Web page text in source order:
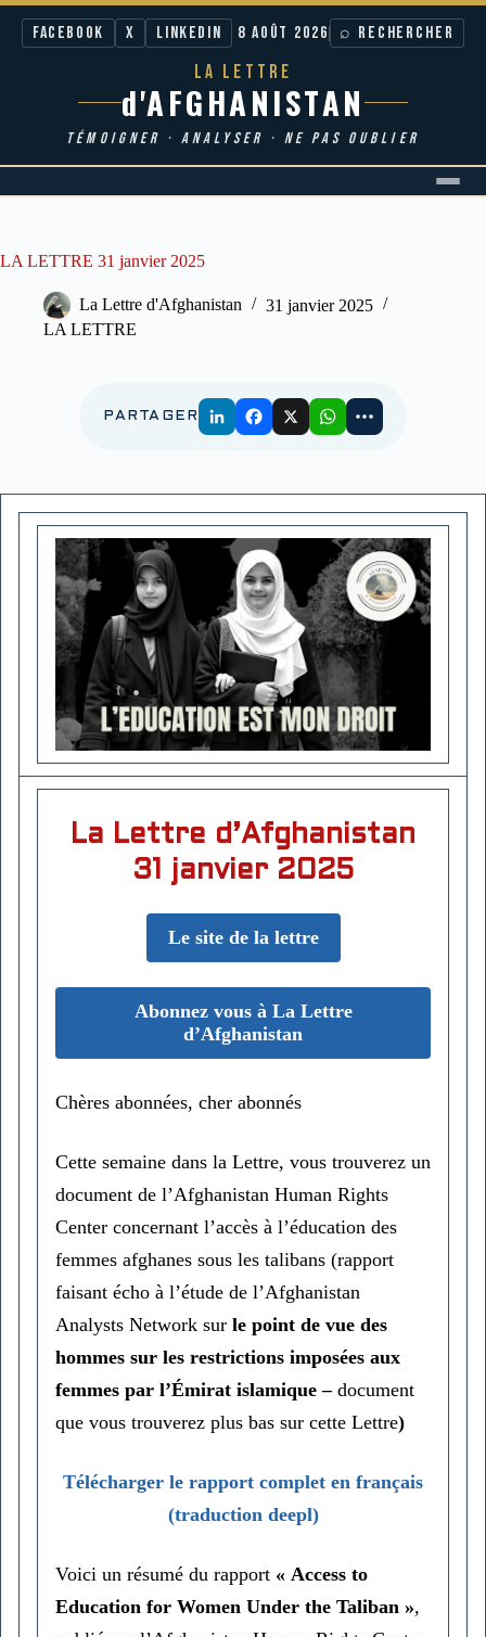
Facebook X LinkedIn 8 AOÛT 2026 ⌕ RECHERCHER
LA LETTRE
d'AFGHANISTAN
TÉMOIGNER · ANALYSER · NE PAS OUBLIER
LA LETTRE 31 janvier 2025
La Lettre d'Afghanistan
31 janvier 2025
LA LETTRE
PARTAGER
La Lettre d’Afghanistan
31 janvier 2025
Le site de la lettre
Abonnez vous à La Lettre
d’Afghanistan
Chères abonnées, cher abonnés
Cette semaine dans la Lettre, vous trouverez un
document de l’Afghanistan Human Rights
Center concernant l’accès à l’éducation des
femmes afghanes sous les talibans (rapport
faisant écho à l’étude de l’Afghanistan
Analysts Network sur le point de vue des
hommes sur les restrictions imposées aux
femmes par l’Émirat islamique – document
que vous trouverez plus bas sur cette Lettre)
Télécharger le rapport complet en français
(traduction deepl)
Voici un résumé du rapport « Access to
Education for Women Under the Taliban »,